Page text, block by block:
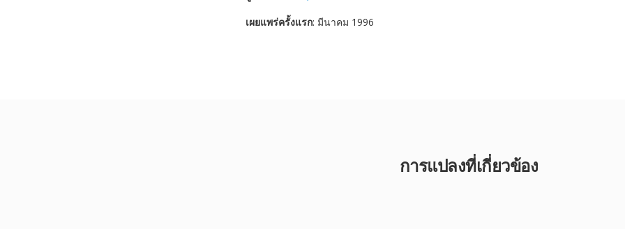
เผยแพร่ครั้งแรก: มีนาคม 1996
การแปลงที่เกี่ยวข้อง